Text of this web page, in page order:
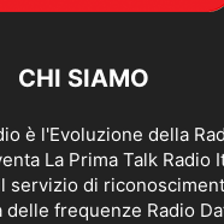
CHI SIAMO
è l'Evoluzione della
La Prima Talk Radio
servizio di
delle frequenze Radio